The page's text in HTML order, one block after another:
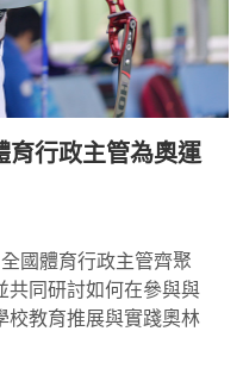
育行政主管為奧運
國體育行政主管齊聚
共同研討如何在參與與
校教育推展與實踐奧林